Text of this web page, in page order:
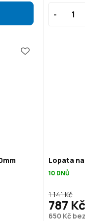
Lopata na
10 DNŮ
650 Kč
1 141 Kč
787 Kč